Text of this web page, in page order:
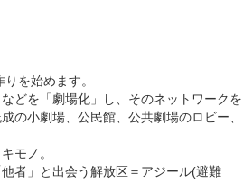
を始めます。
どを「劇場化」し、そのネットワークを
の小劇場、公民館、公共劇場のロビー、
モノ。
者」と出会う解放区＝アジール(避難